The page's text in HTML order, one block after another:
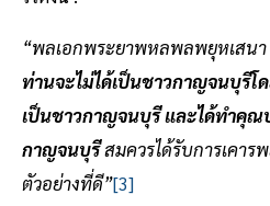
“พลเอกพระยาพหลพลพยุหเสน
ท่านจะไม่ได้เป็นชาวกาญจนบุรีโ
เป็นชาวกาญจนบุรี และได้ทำคุณ
กาญจนบุรีสมควรได้รับการเคาร
ตัวอย่างที่ดี”[3]